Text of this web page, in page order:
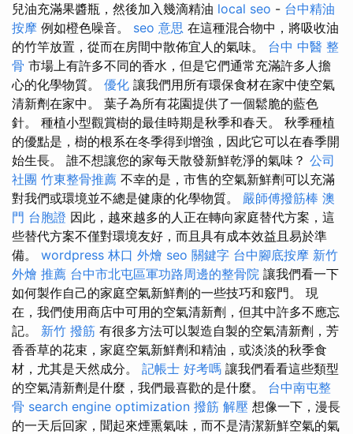
兒油充滿果醬瓶，然後加入幾滴精油 local seo - 台中精油
按摩 例如橙色噪音。 seo 意思 在這種混合物中，將吸收油
的竹竿放置，從而在房間中散佈宜人的氣味。 台中 中醫 整
骨 市場上有許多不同的香水，但是它們通常充滿許多人擔
心的化學物質。 優化 讓我們用所有環保食材在家中使空氣
清新劑在家中。 葉子為所有花園提供了一個鬆脆的藍色
針。 種植小型觀賞樹的最佳時期是秋季和春天。 秋季種植
的優點是，樹的根系在冬季得到增強，因此它可以在春季開
始生長。 誰不想讓您的家每天散發新鮮乾淨的氣味？ 公司
社團 竹東整骨推薦 不幸的是，市售的空氣新鮮劑可以充滿
對我們或環境並不總是健康的化學物質。 嚴師傅撥筋棒 澳
門 台胞證 因此，越來越多的人正在轉向家庭替代方案，這
些替代方案不僅對環境友好，而且具有成本效益且易於準
備。 wordpress 林口 外燴 seo 關鍵字 台中腳底按摩 新竹
外燴 推薦 台中市北屯區軍功路周邊的整骨院 讓我們看一下
如何製作自己的家庭空氣新鮮劑的一些技巧和竅門。 現
在，我們使用商店中可用的空氣清新劑，但其中許多不應忘
記。 新竹 撥筋 有很多方法可以製造自製的空氣清新劑，芳
香香草的花束，家庭空氣新鮮劑和精油，或淡淡的秋季食
材，尤其是天然成分。 記帳士 好考嗎 讓我們看看這些類型
的空氣清新劑是什麼，我們最喜歡的是什麼。 台中南屯整
骨 search engine optimization 撥筋 解壓 想像一下，漫長
的一天后回家，聞起來煙熏氣味，而不是清潔新鮮空氣的氣